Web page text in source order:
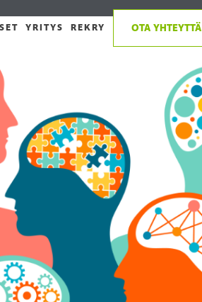
YRITYS REKRY OTA YHTEYTTÄ